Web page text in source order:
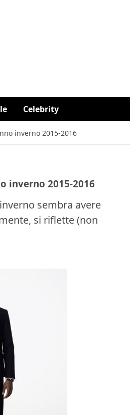
Celebrity
inverno 2015-2016
inverno 2015-2016
sembra avere
si riflette (non